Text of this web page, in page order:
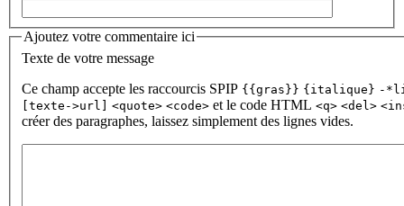
Ajoutez votre commentaire ici
Texte de votre message
Ce champ accepte les raccourcis SPIP {{gras}} {italique} -
[texte->url] <quote> <code> et le code HTML <q> <del>
créer des paragraphes, laissez simplement des lignes vides.